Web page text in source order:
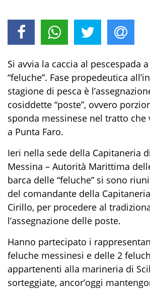
Si avvia la caccia al pescespada
“feluche”. Fase propedeutica
stagione di pesca è
cosiddette “poste”, ovvero
sponda messinese nel tratto che
a Punta Faro.
Ieri nella sede della Capitaneria
Messina – Autorità Marittima
barca delle “feluche” si sono
del comandante della
Cirillo, per procedere al
l’assegnazione delle poste.
Hanno partecipato i
feluche messinesi e delle 2
appartenenti alla marineria di
sorteggiate, ancor’oggi